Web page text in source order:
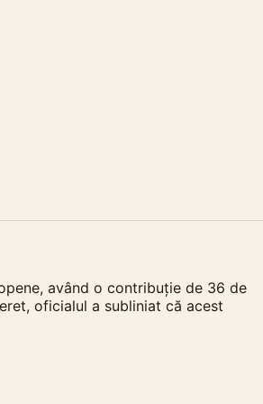
având o contribuție de 36 de
oficialul a subliniat că acest